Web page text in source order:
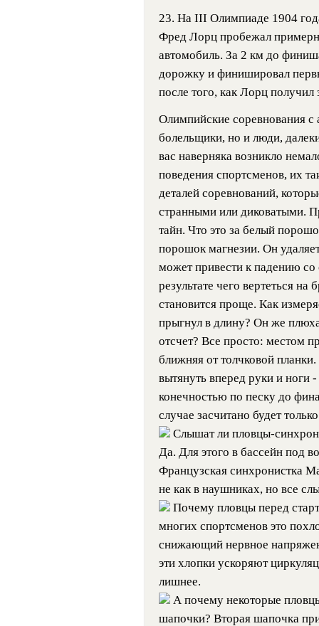
23. На III Олимпиаде 1904
Фред Лорц пробежал
автомобиль. За 2 км до
дорожку и финишировал
после того, как Лорц получил
Олимпийские соревнования с
болельщики, но и люди,
вас наверняка возникло
поведения спортсменов, их
деталей соревнований,
странными или диковатыми.
тайн. Что это за белый
порошок магнезии. Он
может привести к падению со
результате чего вертеться
становится проще. Как
прыгнул в длину? Он же
отсчет? Все просто: местом
ближняя от толчковой
вытянуть вперед руки и ноги
конечностью по песку до
случае засчитано будет
Слышат ли пловцы-
Да. Для этого в бассейн под
Французская синхронистка
не как в наушниках, но все
Почему пловцы перед
многих спортсменов это
снижающий нервное
эти хлопки ускоряют
лишнее.
А почему некоторые
шапочки? Вторая шапочка